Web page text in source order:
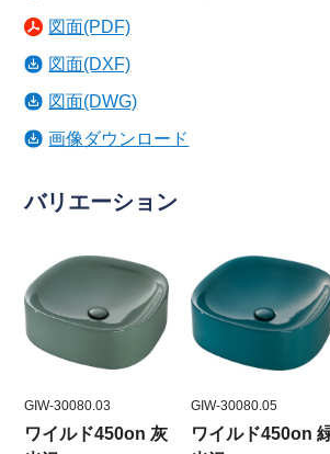
図面(PDF)
図面(DXF)
図面(DWG)
画像ダウンロード
バリエーション
GIW-30080.03
ワイルド450on 灰
GIW-30080.05
ワイルド450on